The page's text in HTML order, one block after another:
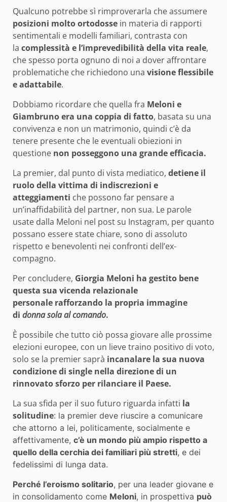
Qualcuno potrebbe sì rimproverarla che assumere
posizioni molto ortodosse in materia di rapporti
sentimentali e modelli familiari, contrasta con
la complessità e l’imprevedibilità della vita reale,
che spesso porta ognuno di noi a dover affrontare
problematiche che richiedono una visione flessibile
e adattabile.
Dobbiamo ricordare che quella fra Meloni e
Giambruno era una coppia di fatto, basata su una
convivenza e non un matrimonio, quindi c’è da
tenere presente che le eventuali obiezioni in
questione non posseggono una grande efficacia.
La premier, dal punto di vista mediatico, detiene il
ruolo della vittima di indiscrezioni e
atteggiamenti che possono far pensare a
un’inaffidabilità del partner, non sua. Le parole
usate dalla Meloni nel post su Instagram, per quanto
possano essere state chiare, sono di assoluto
rispetto e benevolenti nei confronti dell’ex-
compagno.
Per concludere, Giorgia Meloni ha gestito bene
questa sua vicenda relazionale
personale rafforzando la propria immagine
di donna sola al comando.
È possibile che tutto ciò possa giovare alle prossime
elezioni europee, con un lieve traino positivo di voto,
solo se la premier saprà incanalare la sua nuova
condizione di single nella direzione di un
rinnovato sforzo per rilanciare il Paese.
La sua sfida per il suo futuro riguarda infatti la
solitudine: la premier deve riuscire a comunicare
che attorno a lei, politicamente, socialmente e
affettivamente, c’è un mondo più ampio rispetto a
quello della cerchia dei familiari più stretti, e dei
fedelissimi di lunga data.
Perché l’eroismo solitario, per una leader giovane e
in consolidamento come Meloni, in prospettiva può